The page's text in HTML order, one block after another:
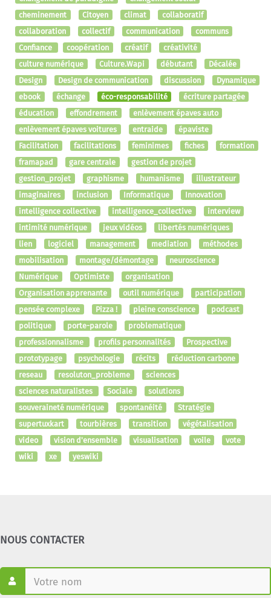
cheminement
Citoyen climat
collaboratif
collaboration
collectif communication
communs
Confiance
coopération créatif
créativité
culture numérique
Culture.Wapi débutant
Décalée
Design
Design de communication discussion
Dynamique
ebook
échange éco-responsabilité
écriture partagée
éducation
effondrement
enlèvement épaves auto
enlèvement épaves voitures
entraide
épaviste
Facilitation
facilitations feminimes fiches
formation
framapad
gare centrale
gestion de projet
gestion_projet
graphisme humanisme
illustrateur
imaginaires
inclusion Informatique
Innovation
intelligence collective
intelligence_collective
interview
intimité numérique
jeux vidéos
libertés numériques
lien
logiciel management mediation
méthodes
mobilisation
montage/démontage
neuroscience
Numérique
Optimiste
organisation
Organisation apprenante
outil numérique
participation
pensée complexe
Pizza ! pleine conscience
podcast
politique
porte-parole
problematique
professionnalisme
profils personnalités
Prospective
prototypage
psychologie récits
réduction carbone
reseau
resoluton_probleme
sciences
sciences naturalistes
Sociale
solutions
souveraineté numérique
spontanéité
Stratégie
supertuxkart
tourbières transition
végétalisation
video
vision d'ensemble visualisation voile
vote
wiki
xe yeswiki
NOUS CONTACTER